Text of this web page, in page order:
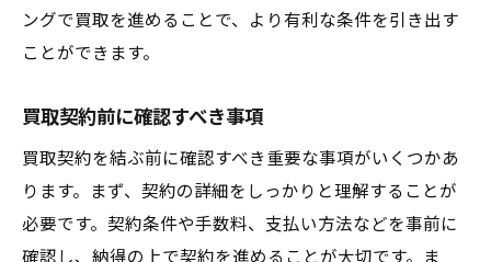
ングで買取を進めることで、より有利な条件を引き出す
ことができます。
買取契約前に確認すべき事項
買取契約を結ぶ前に確認すべき重要な事項がいくつかあ
ります。まず、契約の詳細をしっかりと理解することが
必要です。契約条件や手数料、支払い方法などを事前に
確認し、納得の上で契約を進めることが大切です。ま